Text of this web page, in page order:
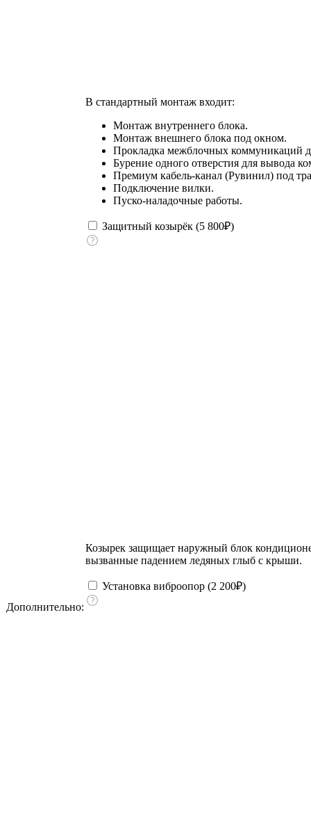
Дополнительно:
В стандартный монтаж входит:
Монтаж внутреннего блока.
Монтаж внешнего блока под окном.
Прокладка межблочных коммуникаций
Бурение одного отверстия для вывода
Премиум кабель-канал (Рувинил) под
Подключение вилки.
Пуско-наладочные работы.
Защитный козырёк (5 800₽)
Козырек защищает наружный блок
вызванные падением ледяных глыб с крыши.
Установка виброопор (2 200₽)